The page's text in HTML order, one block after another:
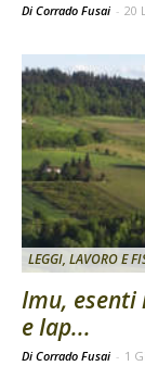
Di Corrado Fusai - 20
LEGGI, LAVORO E
Imu, esenti
e Iap...
Di Corrado Fusai - 1